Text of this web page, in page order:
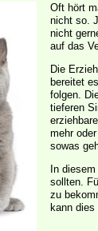
Oft hört
nicht so.
nicht
auf das
Die
bereitet
folgen.
tieferen
mehr
sowas
In
sollten.
zu
kann dies